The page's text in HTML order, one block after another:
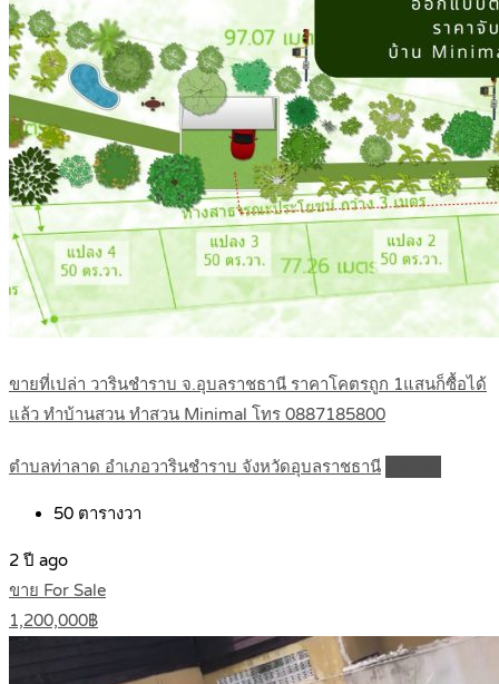
ขายที่เปล่า วารินชำราบ จ.อุบลราชธานี ราคาโคตรถูก 1แสนก็ซื้อได้
แล้ว ทำบ้านสวน ทำสวน Minimal โทร 0887185800
ตำบลท่าลาด อำเภอวารินชำราบ จังหวัดอุบลราชธานี
50 ตารางวา
2 ปี ago
ขาย For Sale
1,200,000฿